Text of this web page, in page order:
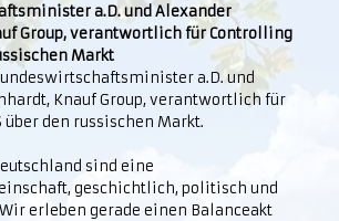
a.D. und Alexander
Group, verantwortlich für Controlling
Markt
a.D. und
Knauf Group, verantwortlich für
über den russischen Markt.
sind eine
geschichtlich, politisch und
erleben gerade einen Balanceakt